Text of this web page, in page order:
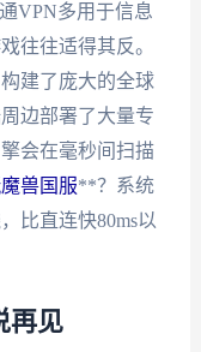
VPN多用于信息
往往适得其反。
建了庞大的全球
边部署了大量专
会在毫秒间扫描
兽国服**？系统
比直连快80ms以
再见